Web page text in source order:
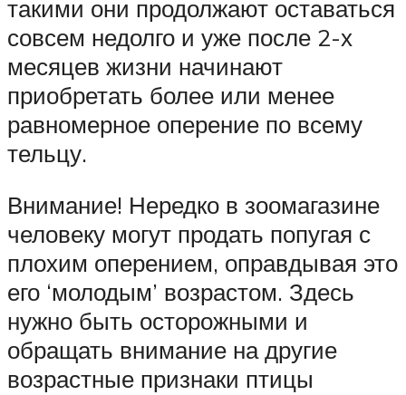
такими они продолжают оставаться
совсем недолго и уже после 2-х
месяцев жизни начинают
приобретать более или менее
равномерное оперение по всему
тельцу.
Внимание! Нередко в зоомагазине
человеку могут продать попугая с
плохим оперением, оправдывая это
его ‘молодым’ возрастом. Здесь
нужно быть осторожными и
обращать внимание на другие
возрастные признаки птицы